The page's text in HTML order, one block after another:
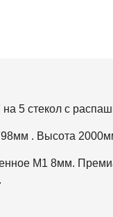
5 стекол с
. Высота
М1 8мм.